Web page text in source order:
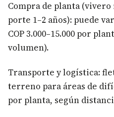
Compra de planta
porte 1–2 años): puede
COP 3.000–15.000 por
volumen).
Transporte y logística:
terreno para áreas de
por planta, según